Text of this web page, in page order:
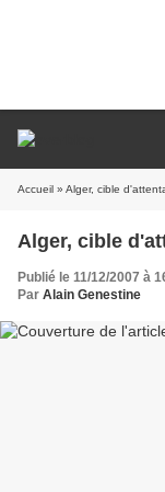
Accueil » Alger, cible
Alger, cible
Publié le 11/12/2007 à
Par Alain Genestine